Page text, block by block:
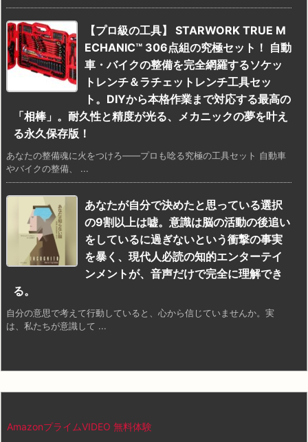
【プロ級の工具】 STARWORK TRUE M
ECHANIC™ 306点組の究極セット！ 自動
車・バイクの整備を完全網羅するソケッ
トレンチ＆ラチェットレンチ工具セッ
ト。DIYから本格作業まで対応する最高の
「相棒」。耐久性と精度が光る、メカニックの夢を叶え
る永久保存版！
あなたの整備魂に火をつけろ――プロも唸る究極の工具セット 自動車
やバイクの整備、 ...
あなたが自分で決めたと思っている選択
の9割以上は嘘。意識は脳の活動の後追い
をしているに過ぎないという衝撃の事実
を暴く、現代人必読の知的エンターテイ
ンメントが、音声だけで完全に理解でき
る。
自分の意思で考えて行動していると、心から信じていませんか。実
は、私たちが意識して ...
AmazonプライムVIDEO 無料体験